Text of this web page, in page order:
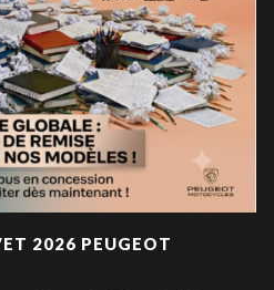
2026 PEUGEOT